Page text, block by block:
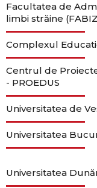
Facultatea de
limbi străine
Complexul
Centrul de
- PROEDUS
Universitatea de
Universitatea
Universitatea